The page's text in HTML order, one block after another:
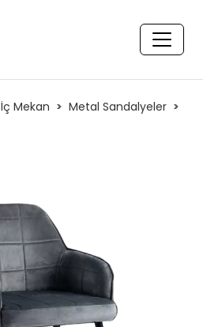
İç Mekan Metal Sandalyeler